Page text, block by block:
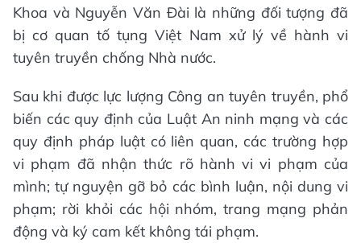
Khoa và Nguyễn Văn Đài là những đối tượng đã
bị cơ quan tố tụng Việt Nam xử lý về hành vi
tuyên truyền chống Nhà nước.
Sau khi được lực lượng Công an tuyên truyền, phổ
biến các quy định của Luật An ninh mạng và các
quy định pháp luật có liên quan, các trường hợp
vi phạm đã nhận thức rõ hành vi vi phạm của
mình; tự nguyện gỡ bỏ các bình luận, nội dung vi
phạm; rời khỏi các hội nhóm, trang mạng phản
động và ký cam kết không tái phạm.